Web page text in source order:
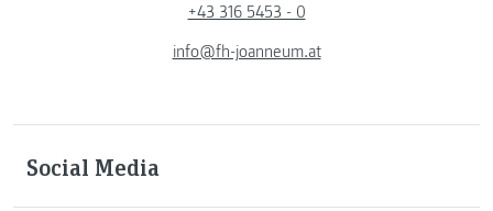
+43 316 5453 - 0
info@fh-joanneum.at
Social Media